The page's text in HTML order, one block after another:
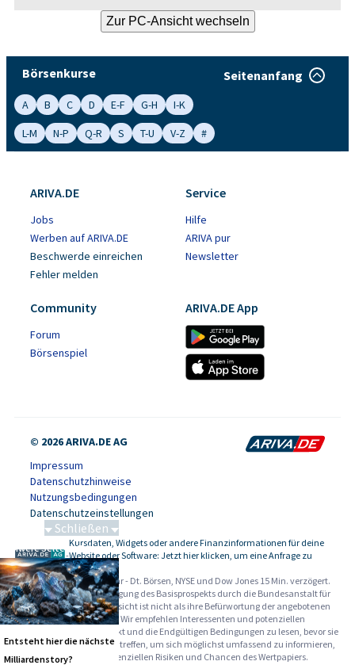
Börsenkurse Seitenanfang
A B C D E-F G-H
I-K
L-M
N-P Q-R S T-U V-Z #
ARIVA.DE
Jobs
Werben auf ARIVA.DE
Beschwerde einreichen
Fehler melden
Service
Hilfe
ARIVA pur
Newsletter
Community
Forum
Börsenspiel
ARIVA.DE App
© 2026 ARIVA.DE AG
Impressum
Datenschutzhinweise
Nutzungsbedingungen
Datenschutzeinstellungen
-
Kursdaten, Widgets oder andere Finanzinformationen für deine
Website oder Software: Jetzt hier klicken, um eine Anfrage zu
stellen.
Alle Angaben ohne Gewähr - Dt. Börsen, NYSE und Dow Jones 15 Min. verzögert.
Werbehinweise:Die Billigung des Basisprospekts durch die Bundesanstalt für
Finanzdienstleistungsaufsicht ist nicht als ihre Befürwortung der angebotenen
Wertpapiere zu verstehen. Wir empfehlen Interessenten und potenziellen
Anlegern den Basisprospekt und die Endgültigen Bedingungen zu lesen, bevor sie
eine Anlageentscheidung treffen, um sich möglichst umfassend zu informieren,
insbesondere über die potenziellen Risiken und Chancen des Wertpapiers.
Schließen
Schwere Seltene Erden
Entsteht hier die nächste
Milliardenstory?